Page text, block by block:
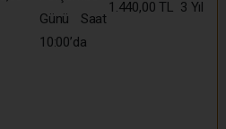
Günü Saat
10:00’da
1.440,00 TL 3 Yıl